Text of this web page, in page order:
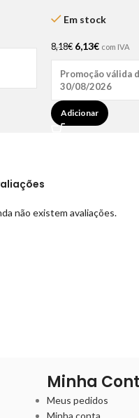
Em stock
8,18€ 6,13€ com IVA
Promoção válida
30/08/2026
Adicionar
não existem avaliações.
Minha
Meus pedidos
Minha conta